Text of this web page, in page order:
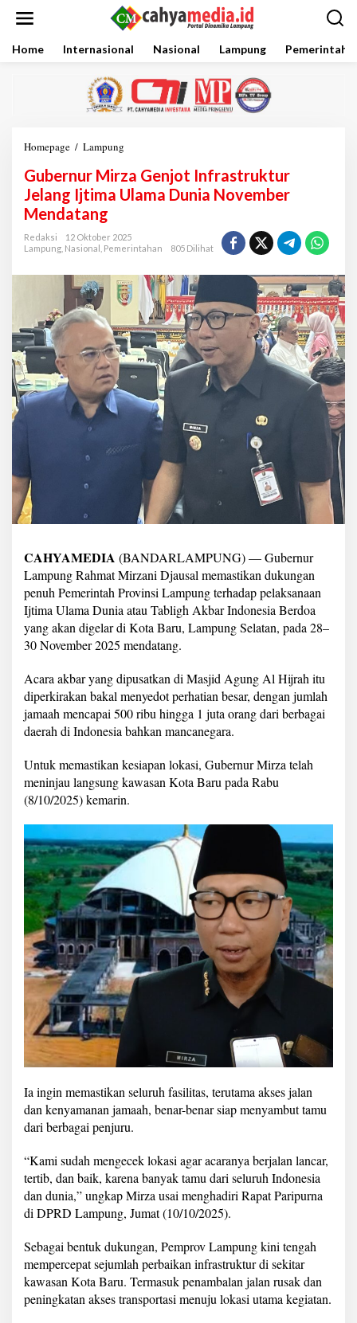
Home Internasional Nasional Lampung
Homepage / Lampung
b
e
r
u
r
i
r
z
G
e
n
o
t
f
t
u
r
J
e
l
a
g
I
j
t
i
a
U
l
a
D
u
i
a
N
o
e
m
b
e
r
n
a
t
n
Gubernur Mirza Genjot Infrastruktur
Jelang Ijtima Ulama Dunia November
Mendatang
Redaksi
12 Oktober 2025
Lampung Nasional Pemerintahan 805 Dilihat
CAHYAMEDIA (BANDARLAMPUNG) — Gubernur
Lampung Rahmat Mirzani Djausal memastikan dukungan
penuh Pemerintah Provinsi Lampung terhadap pelaksanaan
Ijtima Ulama Dunia atau Tabligh Akbar Indonesia Berdoa
yang akan digelar di Kota Baru, Lampung Selatan, pada 28–
30 November 2025 mendatang.
Acara akbar yang dipusatkan di Masjid Agung Al Hijrah itu
diperkirakan bakal menyedot perhatian besar, dengan jumlah
jamaah mencapai 500 ribu hingga 1 juta orang dari berbagai
daerah di Indonesia bahkan mancanegara.
Untuk memastikan kesiapan lokasi, Gubernur Mirza telah
meninjau langsung kawasan Kota Baru pada Rabu
(8/10/2025) kemarin.
Ia ingin memastikan seluruh fasilitas, terutama akses jalan
dan kenyamanan jamaah, benar-benar siap menyambut tamu
dari berbagai penjuru.
“Kami sudah mengecek lokasi agar acaranya berjalan lancar,
tertib, dan baik, karena banyak tamu dari seluruh Indonesia
dan dunia,” ungkap Mirza usai menghadiri Rapat Paripurna
di DPRD Lampung, Jumat (10/10/2025).
Sebagai bentuk dukungan, Pemprov Lampung kini tengah
mempercepat sejumlah perbaikan infrastruktur di sekitar
kawasan Kota Baru. Termasuk penambalan jalan rusak dan
peningkatan akses transportasi menuju lokasi utama kegiatan.